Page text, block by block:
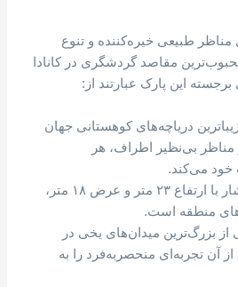
طبیعی خیره‌کننده و تنوع
مقاصد گردشگری در کانادا
این پارک عبارتند از:
دریاچه‌های کوهستانی جهان
مناظر بی‌نظیر اطراف، هر
خود می‌کند.
این آبشار با ارتفاع ۲۳ متر و عرض ۱۸ متر،
منطقه است.
از بزرگ‌ترین میدان‌های یخی در
آن تجربه‌ای منحصربه‌فرد را به